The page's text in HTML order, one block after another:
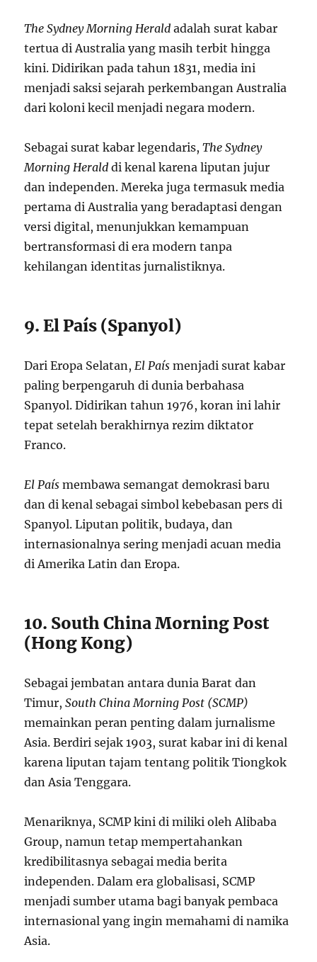
The Sydney Morning Herald adalah surat kabar
tertua di Australia yang masih terbit hingga
kini. Didirikan pada tahun 1831, media ini
menjadi saksi sejarah perkembangan Australia
dari koloni kecil menjadi negara modern.
Sebagai surat kabar legendaris,The Sydney
Morning Herald di kenal karena liputan jujur
dan independen. Mereka juga termasuk media
pertama di Australia yang beradaptasi dengan
versi digital, menunjukkan kemampuan
bertransformasi di era modern tanpa
kehilangan identitas jurnalistiknya.
9. El País (Spanyol)
Dari Eropa Selatan,El País menjadi surat kabar
paling berpengaruh di dunia berbahasa
Spanyol. Didirikan tahun 1976, koran ini lahir
tepat setelah berakhirnya rezim diktator
Franco.
El País membawa semangat demokrasi baru
dan di kenal sebagai simbol kebebasan pers di
Spanyol. Liputan politik, budaya, dan
internasionalnya sering menjadi acuan media
di Amerika Latin dan Eropa.
10. South China Morning Post
(Hong Kong)
Sebagai jembatan antara dunia Barat dan
Timur,South China Morning Post (SCMP)
memainkan peran penting dalam jurnalisme
Asia. Berdiri sejak 1903, surat kabar ini di kenal
karena liputan tajam tentang politik Tiongkok
dan Asia Tenggara.
Menariknya, SCMP kini di miliki oleh Alibaba
Group, namun tetap mempertahankan
kredibilitasnya sebagai media berita
independen. Dalam era globalisasi, SCMP
menjadi sumber utama bagi banyak pembaca
internasional yang ingin memahami di namika
Asia.